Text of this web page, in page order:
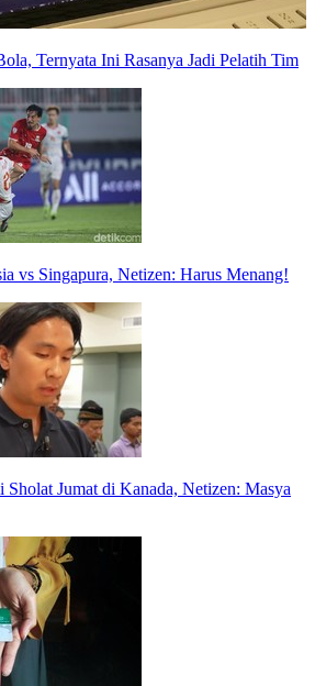
Ternyata Ini Rasanya Jadi Pelatih Tim
vs Singapura, Netizen: Harus Menang!
Jumat di Kanada, Netizen: Masya